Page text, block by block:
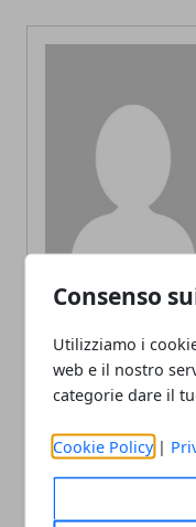
Consenso
Utilizziamo i
web e il nostro
categorie dare il
Cookie Policy |
ARTICOLI CORRELATI